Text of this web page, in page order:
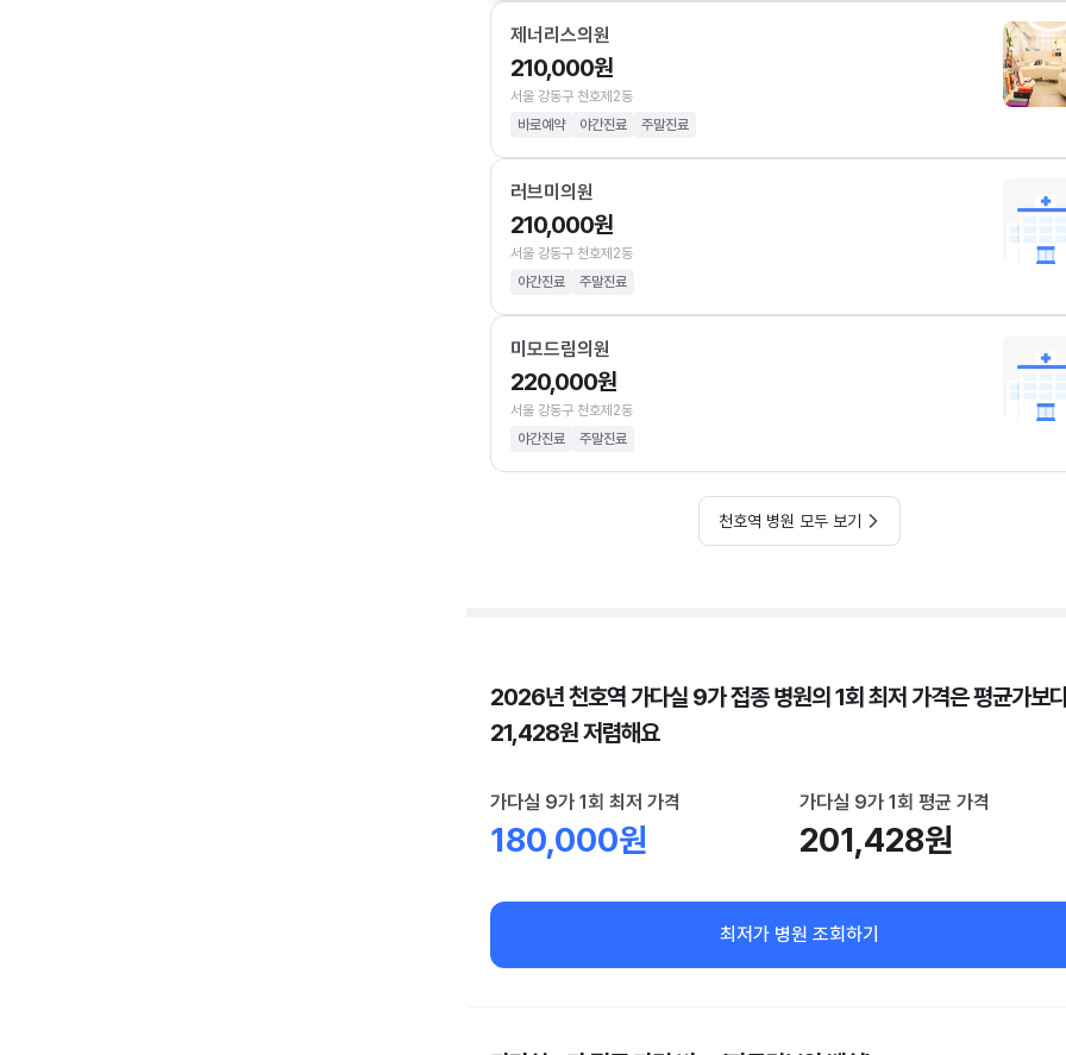
제너리스의원
210,000원
서울 강동구 천호제2동
바로예약
야간진료 주말진료
러브미의원
210,000원
서울 강동구 천호제2동
야간진료
주말진료
미모드림의원
220,000원
서울 강동구 천호제2동
야간진료
주말진료
천호역 병원 모두 보기
2026년 천호역 가다실 9가 접종 병원의 1회 최저 가격은 평균가보
21,428원 저렴해요
가다실 9가 1회 최저 가격
180,000원
가다실 9가 1회 평균 가격
201,428원
최저가 병원 조회하기